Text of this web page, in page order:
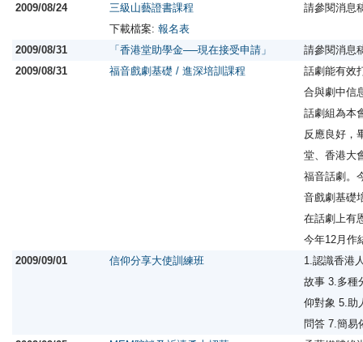
2009/08/24
三級山藝證書課程
下載檔案: 報名表
請參閱消
2009/08/31 「香港堂助學金──現在接受申請」
請參閱消息
2009/08/31
福音戲劇基礎 / 進深培訓課程
話劇能有效
合與劇中信
話劇組為本
反應良好，
堂、香港大
福音話劇。
音戲劇基礎
在話劇上有
今年12月作
2009/09/01
信仰分享大使訓練班
1.認識香港
故事 3.多種
仰對象 5.助
問答 7.簡